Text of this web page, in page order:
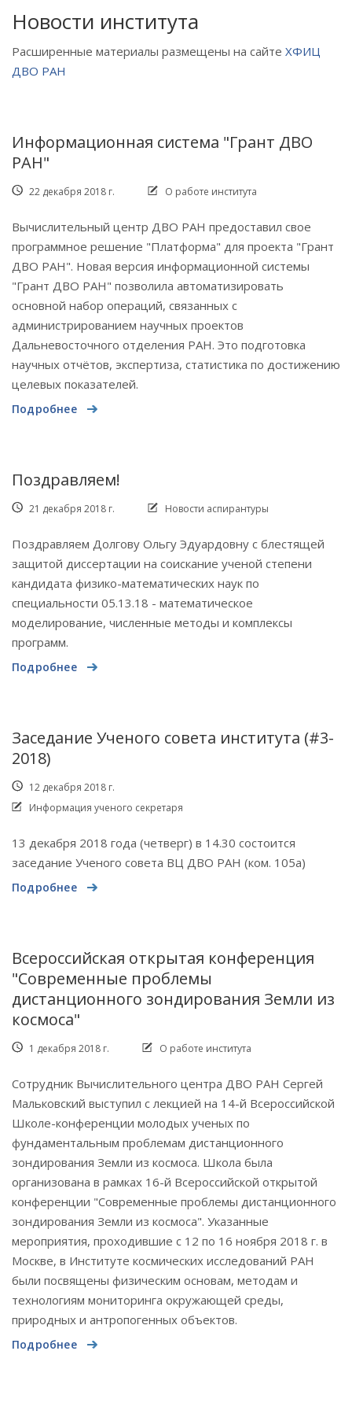
Новости института
Расширенные материалы размещены на сайте ХФИЦ
ДВО РАН
Информационная система "Грант ДВО
РАН"
22 декабря 2018 г. О работе института
Вычислительный центр ДВО РАН предоставил свое
программное решение "Платформа" для проекта "Грант
ДВО РАН". Новая версия информационной системы
"Грант ДВО РАН" позволила автоматизировать
основной набор операций, связанных с
администрированием научных проектов
Дальневосточного отделения РАН. Это подготовка
научных отчётов, экспертиза, статистика по достижению
целевых показателей.
Подробнее
Поздравляем!
21 декабря 2018 г. Новости аспирантуры
Поздравляем Долгову Ольгу Эдуардовну с блестящей
защитой диссертации на соискание ученой степени
кандидата физико-математических наук по
специальности 05.13.18 - математическое
моделирование, численные методы и комплексы
программ.
Подробнее
Заседание Ученого совета института (#3-
2018)
12 декабря 2018 г.
Информация ученого секретаря
13 декабря 2018 года (четверг) в 14.30 состоится
заседание Ученого совета ВЦ ДВО РАН (ком. 105а)
Подробнее
Всероссийская открытая конференция
"Современные проблемы
дистанционного зондирования Земли из
космоса"
1 декабря 2018 г. О работе института
Сотрудник Вычислительного центра ДВО РАН Сергей
Мальковский выступил с лекцией на 14-й Всероссийской
Школе-конференции молодых ученых по
фундаментальным проблемам дистанционного
зондирования Земли из космоса. Школа была
организована в рамках 16-й Всероссийской открытой
конференции "Современные проблемы дистанционного
зондирования Земли из космоса". Указанные
мероприятия, проходившие с 12 по 16 ноября 2018 г. в
Москве, в Институте космических исследований РАН
были посвящены физическим основам, методам и
технологиям мониторинга окружающей среды,
природных и антропогенных объектов.
Подробнее